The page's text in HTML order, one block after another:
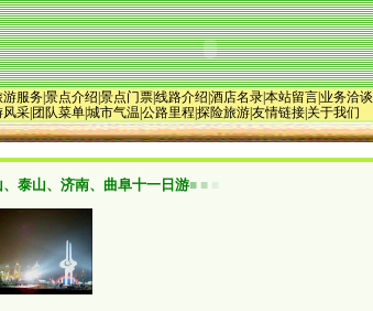
游服务|景点介绍 景点门票|线路介绍 酒店名录|本站留言|业务洽谈
风采| 团队菜单|城市气温| 公路里程 探险旅游|友情链接| 关于我们
泰山、济南、曲阜十一日游■ ■ ■